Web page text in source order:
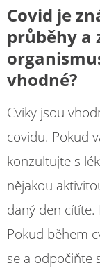
Covid je
průběhy a
vhodné?
Cviky jsou
covidu. Pokud
konzultujte s
nějakou
daný den cítíte.
Pokud během
se a odpočiňte